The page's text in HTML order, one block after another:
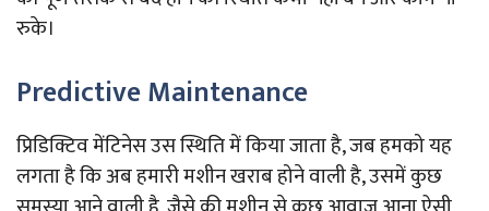
रुके।
Predictive Maintenance
प्रिडिक्टिव मेंटिनेस उस स्थिति में किया जाता है, जब हमको यह
लगता है कि अब हमारी मशीन खराब होने वाली है, उसमें कुछ